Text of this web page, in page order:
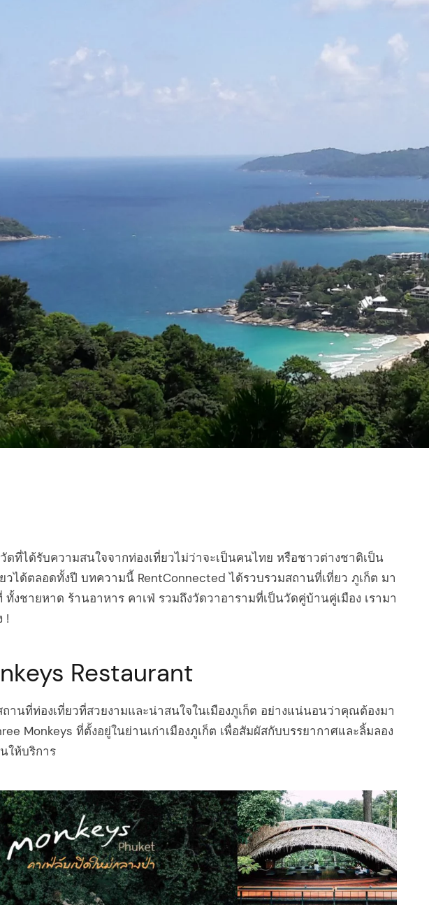
ดที่ได้รับความสนใจจากท่องเที่ยวไม่ว่าจะเป็นคนไทย หรือชาวต่างชาติเป็น
วได้ตลอดทั้งปี บทความนี้ RentConnected ได้รวบรวมสถานที่เที่ยว ภูเก็ต มา
งชายหาด ร้านอาหาร คาเฟ่ รวมถึงวัดวาอารามที่เป็นวัดคู่บ้านคู่เมือง เรามา
!
Restaurant
านที่ท่องเที่ยวที่สวยงามและน่าสนใจในเมืองภูเก็ต อย่างแน่นอนว่าคุณต้องมา
Monkeys ที่ตั้งอยู่ในย่านเก่าเมืองภูเก็ต เพื่อสัมผัสกับบรรยากาศและลิ้มลอง
ให้บริการ